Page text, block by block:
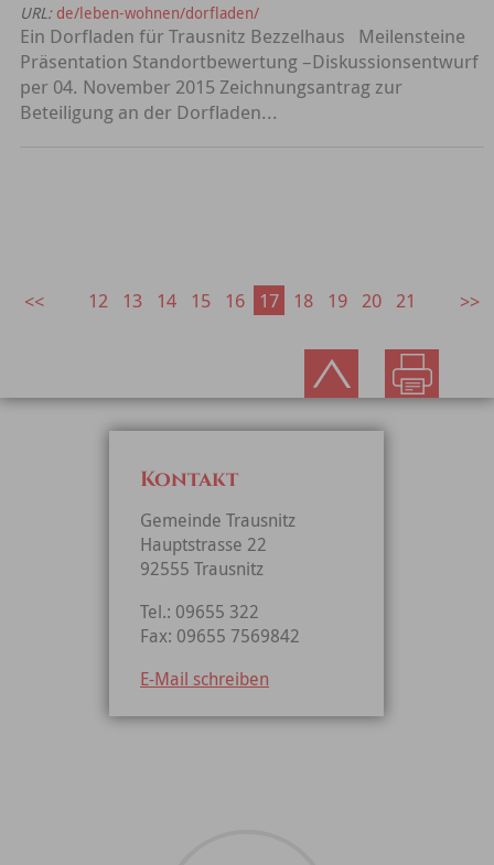
URL: de/leben-wohnen/dorfladen/
Ein Dorfladen für Trausnitz Bezzelhaus Meilensteine
Präsentation Standortbewertung –Diskussionsentwurf
per 04. November 2015 Zeichnungsantrag zur
Beteiligung an der Dorfladen...
12 13 14 15 16 17 18 19 20 21
Kontakt
Gemeinde Trausnitz
Hauptstrasse 22
92555 Trausnitz
Tel.: 09655 322
Fax: 09655 7569842
E-Mail schreiben